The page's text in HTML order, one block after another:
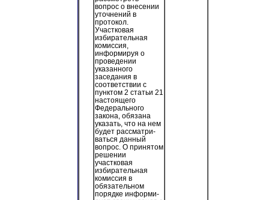
вопрос о внесении
уточнений в
протокол.
Участковая
избирательная
комиссия,
информируя о
проведении
указанного
заседания в
соответствии с
пунктом 2 статьи 21
настоящего
Федерального
закона, обязана
указать, что на нем
будет рассматри-
ваться данный
вопрос. О принятом
решении
участковая
избирательная
комиссия в
обязательном
порядке информи-